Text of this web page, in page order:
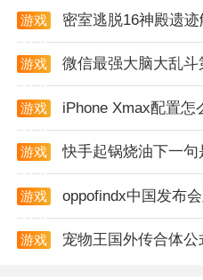
了不同用户的需求，是一
游戏
密室逃脱16神殿遗
游戏
微信最强大脑大乱
游戏
iPhone Xmax配置怎
游戏
快手起锅烧油下一
游戏
oppofindx中国发布
游戏
宠物王国外传合体公